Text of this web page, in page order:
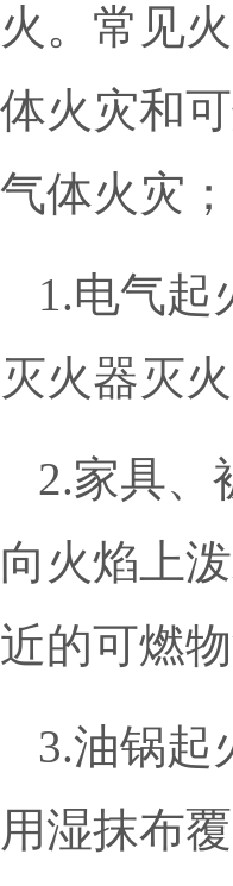
火。常见
体火灾和
气体火灾
1.电气起
灭火器灭
2.家具、
向火焰上
近的可燃
3.油锅起
用湿抹布